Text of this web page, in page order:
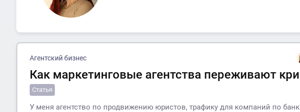
Агентский бизнес
Как маркетинговые агентства переживают
Статья
У меня агентство по продвижению юристов, трафику для компаний по